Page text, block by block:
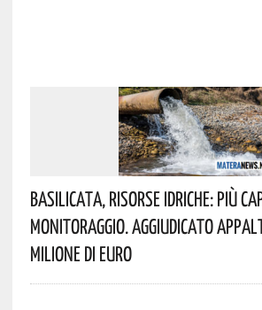
Basilicata, Risorse Idriche: Più
Monitoraggio. Aggiudicato
Milione Di Euro